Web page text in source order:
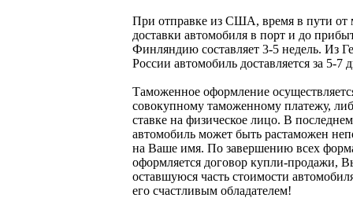
При отправке из США, время в пути от
доставки автомобиля в порт и до
Финляндию составляет 3-5 недель. Из
России автомобиль доставляется за 5-7
Таможенное оформление
совокупному таможенному платежу,
ставке на физическое лицо. В
автомобиль может быть растаможен
на Ваше имя. По завершению всех
оформляется договор купли-продажи,
оставшуюся часть стоимости
его счастливым обладателем!